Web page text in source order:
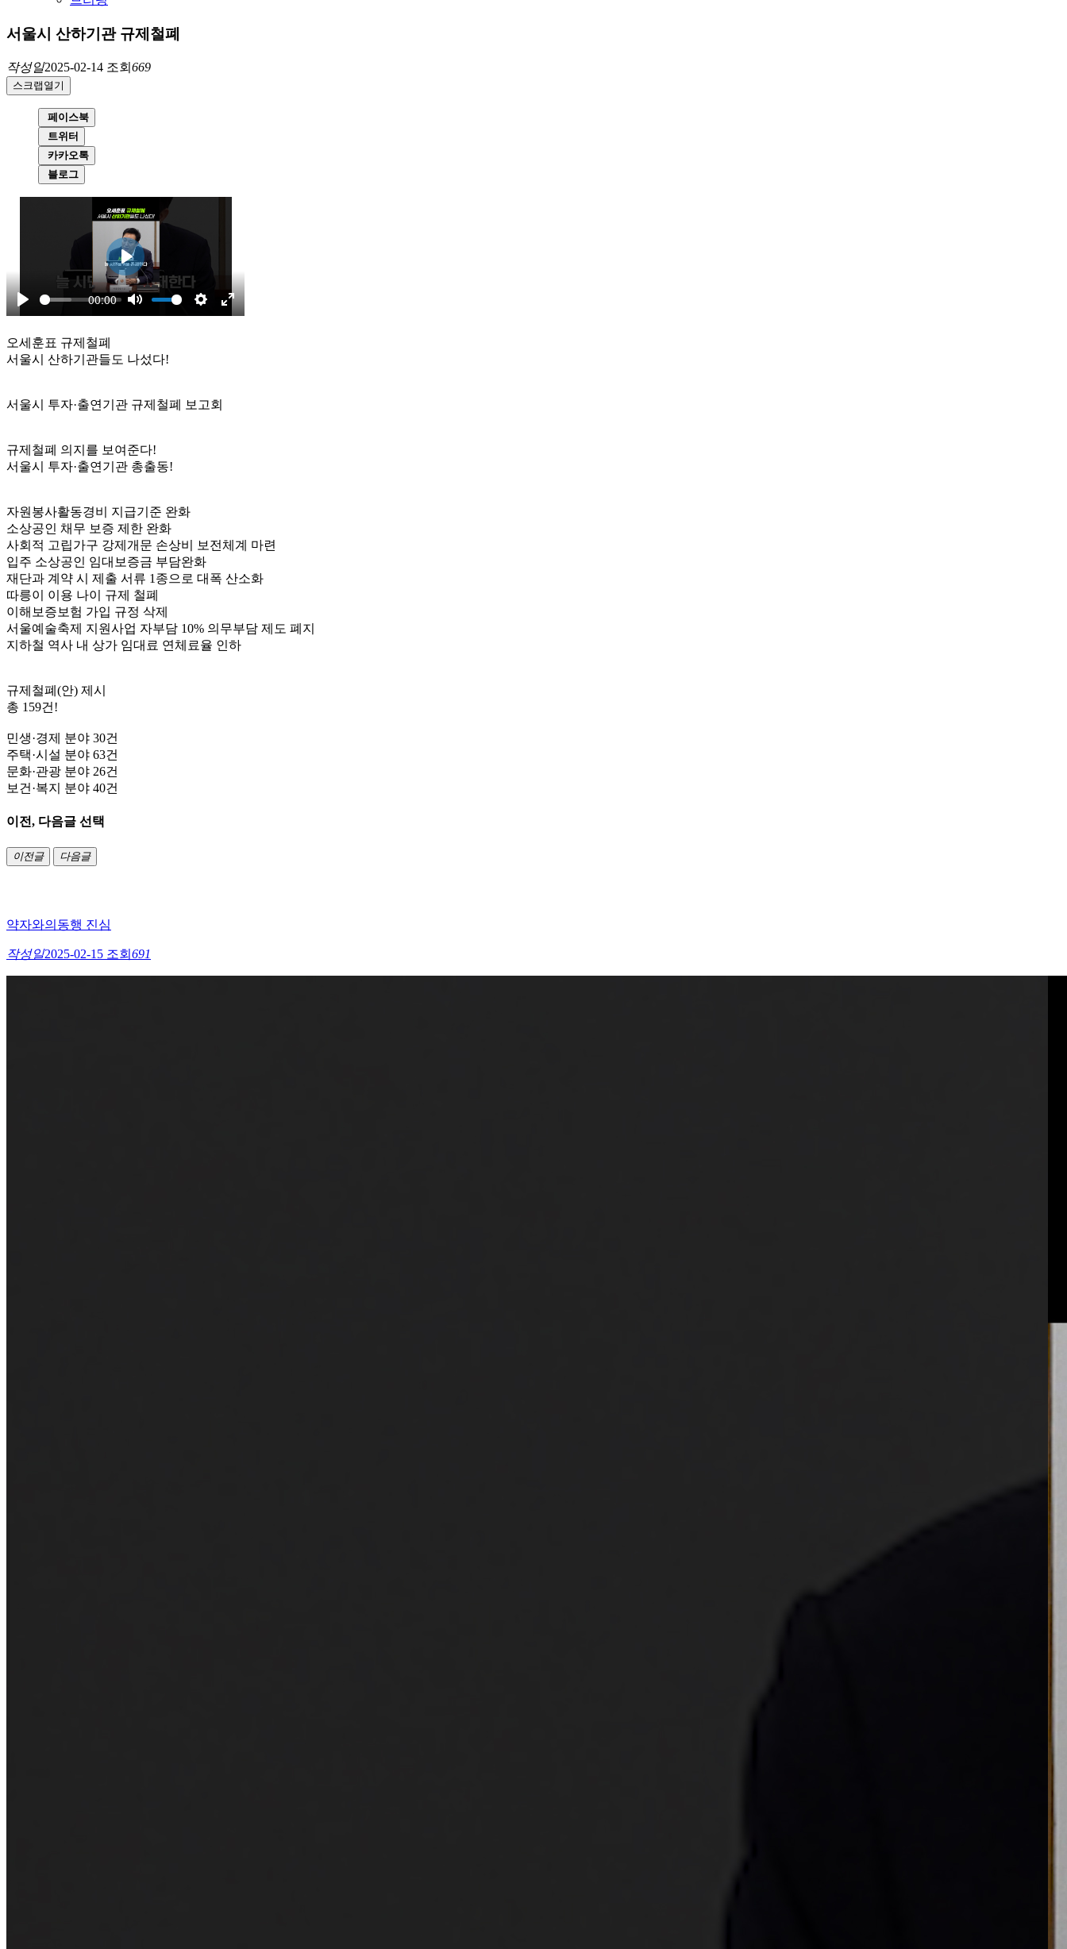
서울시 산하기관 규제철폐
작성일2025-02-14 조회 669
스크랩 열기
페이스북
트위터
카카오톡
블로그
오세훈표 규제철폐
서울시 산하기관들도 나섰다!
서울시 투자·출연기관 규제철폐 보고회
규제철폐 의지를 보여준다!
서울시 투자·출연기관 총출동!
자원봉사활동경비 지급기준 완화
소상공인 채무 보증 제한 완화
사회적 고립가구 강제개문 손상비 보전체계 마련
입주 소상공인 임대보증금 부담완화
재단과 계약 시 제출 서류 1종으로 대폭 산소화
따릉이 이용 나이 규제 철폐
이해보증보험 가입 규정 삭제
서울예술축제 지원사업 자부담 10% 의무부담 제도 폐지
지하철 역사 내 상가 임대료 연체료율 인하
규제철폐(안) 제시
총 159건!
민생·경제 분야 30건
주택·시설 분야 63건
문화·관광 분야 26건
보건·복지 분야 40건
이전, 다음글 선택
이전글 다음글
약자와의동행 진심
작성일2025-02-15 조회 691